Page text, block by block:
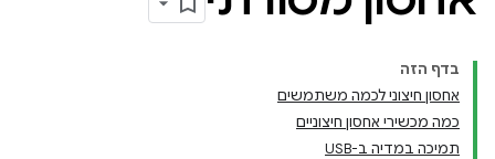
בדף הזה
אחסון חיצוני לכמה משתמשים
כמה מכשירי אחסון חיצוניים
תמיכה במדיה ב-USB